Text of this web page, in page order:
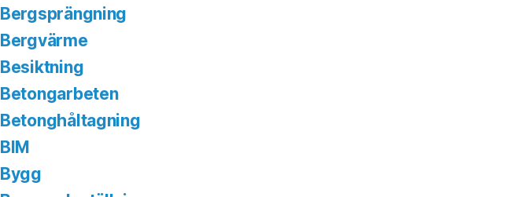
Bergsprängning
Bergvärme
Besiktning
Betongarbeten
Betonghåltagning
BIM
Bygg